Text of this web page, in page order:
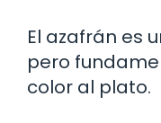
El azafrán es
pero
color al plato.